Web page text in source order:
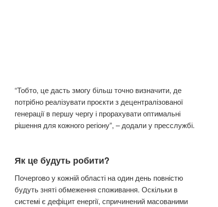
“Тобто, це дасть змогу більш точно визначити, де
потрібно реалізувати проєкти з децентралізованої
генерації в першу чергу і прорахувати оптимальні
рішення для кожного регіону”, – додали у пресслужбі.
Як це будуть робити?
Почергово у кожній області на один день повністю
будуть зняті обмеження споживання. Оскільки в
системі є дефіцит енергії, спричинений масованими